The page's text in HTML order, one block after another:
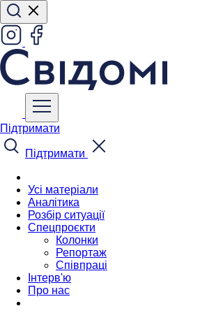
Підтримати
Підтримати
Усі матеріали
Аналітика
Розбір ситуації
Спецпроєкти
Колонки
Репортаж
Співпраці
Інтерв'ю
Про нас